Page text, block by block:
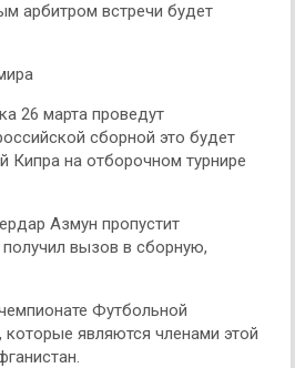
арбитром встречи будет
26 марта проведут
сборной это будет
Кипра на отборочном турнире
Азмун пропустит
вызов в сборную,
Футбольной
являются членами этой